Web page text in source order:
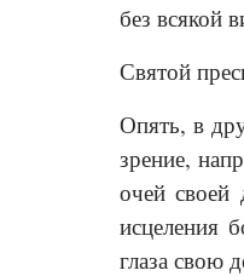
без всякой
Святой
Опять, в
зрение,
очей своей
исцеления
глаза свою